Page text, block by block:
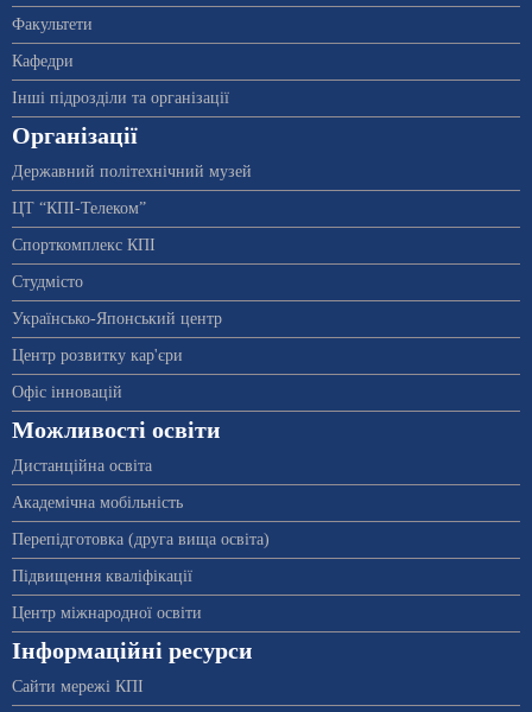
Факультети
Кафедри
Інші підрозділи та організації
Організації
Державний політехнічний музей
ЦТ “КПІ-Телеком”
Спорткомплекс КПІ
Студмісто
Українсько-Японський центр
Центр розвитку кар'єри
Офіс інновацій
Можливості освіти
Дистанційна освіта
Академічна мобільність
Перепідготовка (друга вища освіта)
Підвищення кваліфікації
Центр міжнародної освіти
Інформаційні ресурси
Сайти мережі КПІ